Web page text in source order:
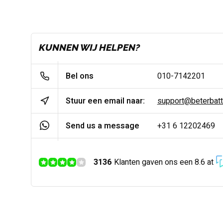
KUNNEN WIJ HELPEN?
Bel ons 010-7142201
Stuur een email naar:
Send us a message +31 6 12202469
3136 Klanten gaven ons een 8.6 at